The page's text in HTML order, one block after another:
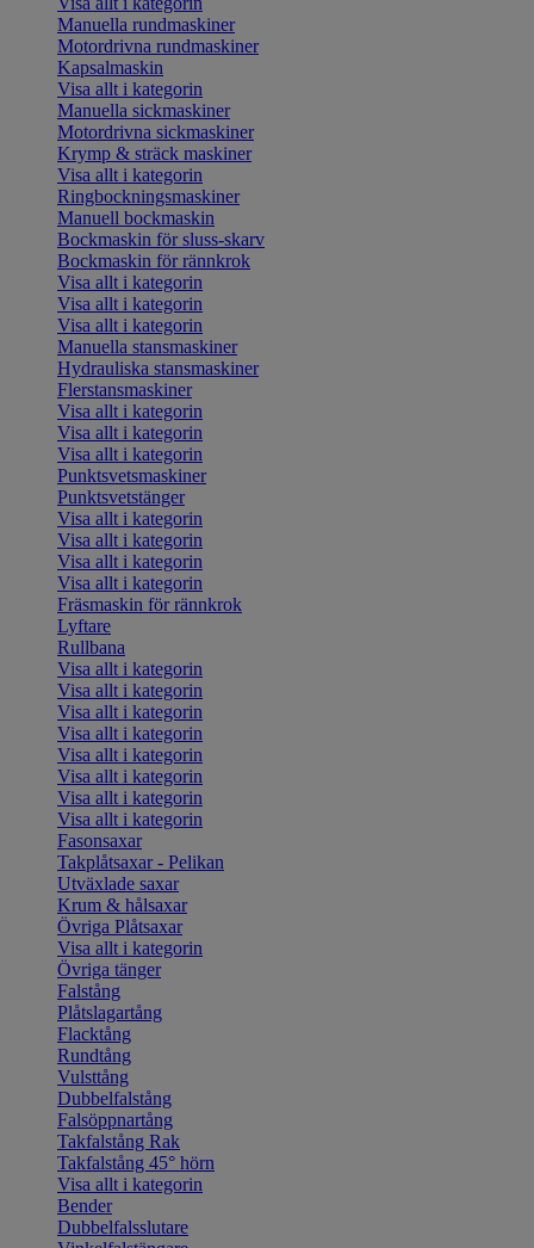
Manuella rundmaskiner
Motordrivna rundmaskiner
Kapsalmaskin
Visa allt i kategorin
Manuella sickmaskiner
Motordrivna sickmaskiner
Krymp & sträck maskiner
Visa allt i kategorin
Ringbockningsmaskiner
Manuell bockmaskin
Bockmaskin för sluss-skarv
Bockmaskin för rännkrok
Visa allt i kategorin
Visa allt i kategorin
Visa allt i kategorin
Manuella stansmaskiner
Hydrauliska stansmaskiner
Flerstansmaskiner
Visa allt i kategorin
Visa allt i kategorin
Visa allt i kategorin
Punktsvetsmaskiner
Punktsvetstänger
Visa allt i kategorin
Visa allt i kategorin
Visa allt i kategorin
Visa allt i kategorin
Fräsmaskin för rännkrok
Lyftare
Rullbana
Visa allt i kategorin
Visa allt i kategorin
Visa allt i kategorin
Visa allt i kategorin
Visa allt i kategorin
Visa allt i kategorin
Visa allt i kategorin
Visa allt i kategorin
Fasonsaxar
Takplåtsaxar - Pelikan
Utväxlade saxar
Krum & hålsaxar
Övriga Plåtsaxar
Visa allt i kategorin
Övriga tänger
Falstång
Plåtslagartång
Flacktång
Rundtång
Vulsttång
Dubbelfalstång
Falsöppnartång
Takfalstång Rak
Takfalstång 45° hörn
Visa allt i kategorin
Bender
Dubbelfalsslutare